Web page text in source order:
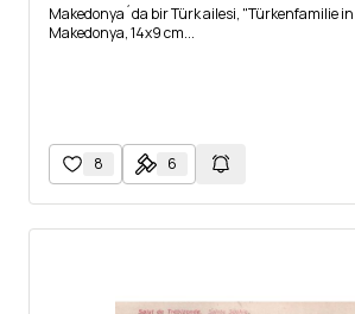
Makedonya´da bir Türk ailesi, "Türkenfamilie
Makedonya, 14x9 cm...
8 6